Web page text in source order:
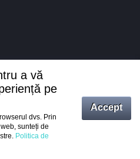
a vă
pe
dvs. Prin
sunteți de
Politica de
Accept